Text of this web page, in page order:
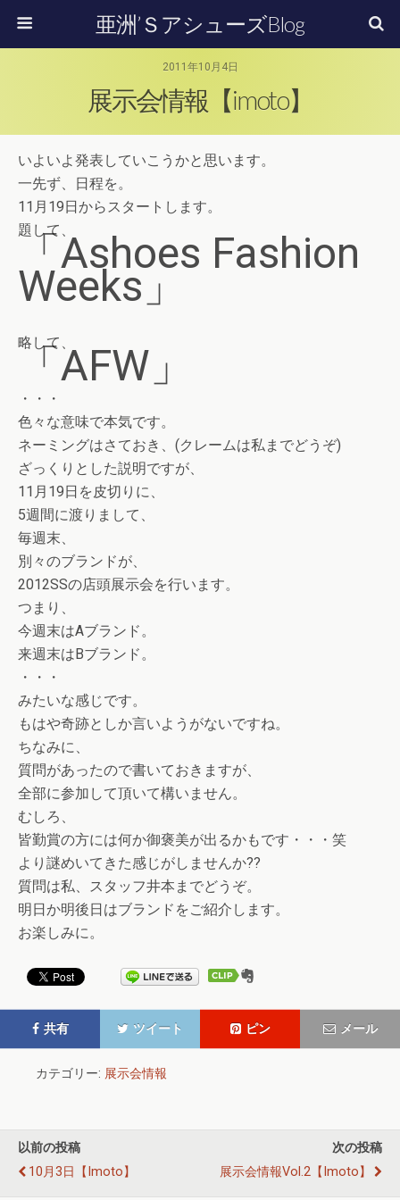
亜洲’ＳアシューズBlog
2011年10月4日
展示会情報【imoto】
いよいよ発表していこうかと思います。
一先ず、日程を。
11月19日からスタートします。
題して、
「Ashoes Fashion
Weeks」
略して、
「AFW」
・・・
色々な意味で本気です。
ネーミングはさておき、(クレームは私までどうぞ)
ざっくりとした説明ですが、
11月19日を皮切りに、
5週間に渡りまして、
毎週末、
別々のブランドが、
2012SSの店頭展示会を行います。
つまり、
今週末はAブランド。
来週末はBブランド。
・・・
みたいな感じです。
もはや奇跡としか言いようがないですね。
ちなみに、
質問があったので書いておきますが、
全部に参加して頂いて構いません。
むしろ、
皆勤賞の方には何か御褒美が出るかもです・・・笑
より謎めいてきた感じがしませんか??
質問は私、スタッフ井本までどうぞ。
明日か明後日はブランドをご紹介します。
お楽しみに。
共有 ツイート ピン メール
カテゴリー: 展示会情報
以前の投稿
10月3日【imoto】
次の投稿
展示会情報vol.2【imoto】